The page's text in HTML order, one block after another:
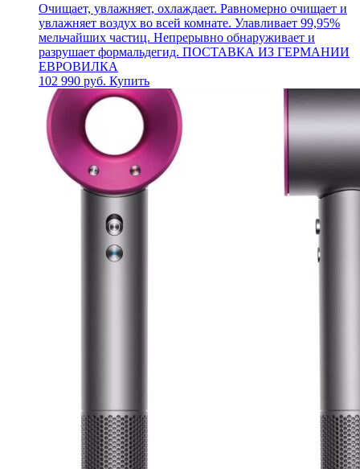
Очищает, увлажняет, охлаждает. Равномерно очищает и
увлажняет воздух во всей комнате. Улавливает 99,95%
мельчайших частиц. Непрерывно обнаруживает и
разрушает формальдегид. ПОСТАВКА ИЗ ГЕРМАНИИ
ЕВРОВИЛКА
102 990 руб. Купить